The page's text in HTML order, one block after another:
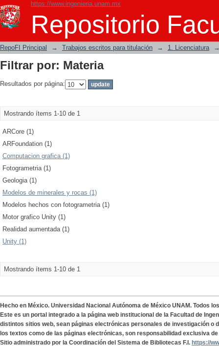
https://www.ingenieria.unam.mx
Repositorio
Filtrar por: Materia
RepoFI Principal → Trabajos escritos para titulación → 1. Licenciatura
Filtrar por: Materia
Resultados por página:
Mostrando ítems 1-10 de 1
ARCore (1)
ARFoundation (1)
Computacion grafica (1)
Fotogrametria (1)
Geologia (1)
Modelos de minerales y rocas (1)
Modelos hechos con fotogrametria (1)
Motor grafico Unity (1)
Realidad aumentada (1)
Unity (1)
Mostrando ítems 1-10 de 1
Hecho en México. Universidad Nacional Autónoma de México UNAM. Todos
Este es un portal integrado a la página web institucional de la Facultad de
distintos sitios web, sean páginas electrónicas personales de investigación o
los textos como de las páginas electrónicas, son responsabilidad exclusiva
Sitio administrado por la Coordinación del Sistema de Bibliotecas F.I. https://